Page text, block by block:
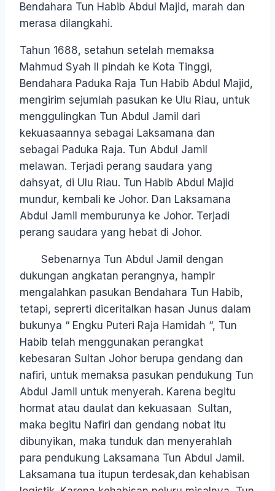
Bendahara Tun Habib Abdul Majid, marah dan
merasa dilangkahi.
Tahun 1688, setahun setelah memaksa
Mahmud Syah II pindah ke Kota Tinggi,
Bendahara Paduka Raja Tun Habib Abdul Majid,
mengirim sejumlah pasukan ke Ulu Riau, untuk
menggulingkan Tun Abdul Jamil dari
kekuasaannya sebagai Laksamana dan
sebagai Paduka Raja. Tun Abdul Jamil
melawan. Terjadi perang saudara yang
dahsyat, di Ulu Riau. Tun Habib Abdul Majid
mundur, kembali ke Johor. Dan Laksamana
Abdul Jamil memburunya ke Johor. Terjadi
perang saudara yang hebat di Johor.
Sebenarnya Tun Abdul Jamil dengan
dukungan angkatan perangnya, hampir
mengalahkan pasukan Bendahara Tun Habib,
tetapi, seprerti diceritalkan hasan Junus dalam
bukunya “ Engku Puteri Raja Hamidah “, Tun
Habib telah menggunakan perangkat
kebesaran Sultan Johor berupa gendang dan
nafiri, untuk memaksa pasukan pendukung Tun
Abdul Jamil untuk menyerah. Karena begitu
hormat atau daulat dan kekuasaan Sultan,
maka begitu Nafiri dan gendang nobat itu
dibunyikan, maka tunduk dan menyerahlah
para pendukung Laksamana Tun Abdul Jamil.
Laksamana tua itupun terdesak,dan kehabisan